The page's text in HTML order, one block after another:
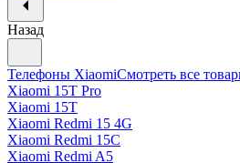
Назад
Телефоны XiaomiСмотреть все
Xiaomi 15T Pro
Xiaomi 15T
Xiaomi Redmi 15 4G
Xiaomi Redmi 15C
Xiaomi Redmi A5